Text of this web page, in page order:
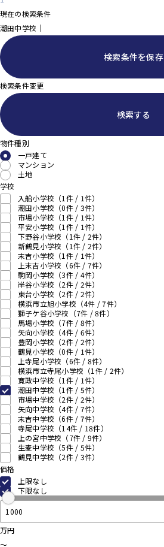
現在の検索条件
潮田中学校｜
検索条件を保存
検索条件変更
検索する
物件種別
一戸建て
マンション
土地
学校
入船小学校 （1件 / 1件）
潮田小学校 （0件 / 3件）
市場小学校 （1件 / 1件）
平安小学校 （1件 / 1件）
下野谷小学校 （1件 / 2件）
新鶴見小学校 （1件 / 2件）
末吉小学校 （1件 / 1件）
上末吉小学校 （6件 / 7件）
駒岡小学校 （3件 / 4件）
岸谷小学校 （2件 / 2件）
東台小学校 （2件 / 2件）
横浜市立旭小学校 （4件 /7件）
獅子ケ谷小学校 （7件 /8件）
馬場小学校 （7件 / 8件）
矢向小学校 （4件 / 6件）
豊岡小学校 （2件 / 2件）
鶴見小学校 （0件 / 1件）
上寺尾小学校 （6件 / 8件）
横浜市立寺尾小学校 （1件 / 2件）
寛政中学校 （1件 / 1件）
潮田中学校 （1件 / 5件）
市場中学校 （2件 / 2件）
矢向中学校 （4件 / 7件）
末吉中学校 （6件 / 7件）
寺尾中学校 （14件 / 18件）
上の宮中学校 （7件 / 9件）
生麦中学校 （5件 / 5件）
鶴見中学校 （2件 / 3件）
価格
上限なし
下限なし
万円
～